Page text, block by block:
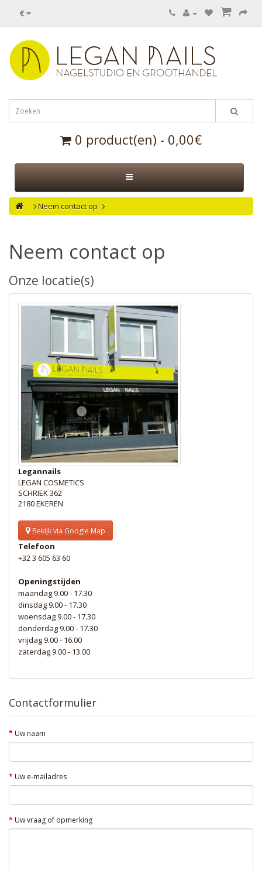
€
0 product(en) - 0,00€
Neem contact op
Neem contact op
Onze locatie(s)
Legannails
LEGAN COSMETICS
SCHRIEK 362
2180 EKEREN
Bekijk via Google Map
Telefoon
+32 3 605 63 60
Openingstijden
maandag 9.00 - 17.30
dinsdag 9.00 - 17.30
woensdag 9.00 - 17.30
donderdag 9.00 - 17.30
vrijdag 9.00 - 16.00
zaterdag 9.00 - 13.00
Contactformulier
Uw naam
Uw e-mailadres
Uw vraag of opmerking